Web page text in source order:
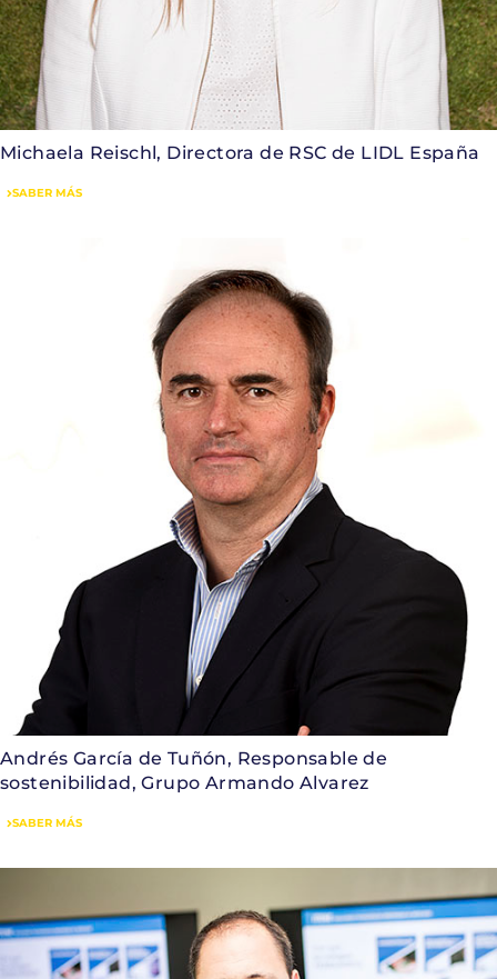
Michaela Reischl, Directora de RSC de LIDL España
SABER MÁS
Andrés García de Tuñón, Responsable de
sostenibilidad, Grupo Armando Alvarez
SABER MÁS